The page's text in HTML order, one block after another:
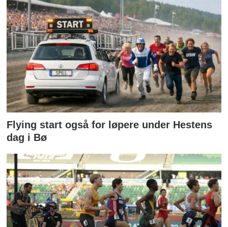
Flying start også for løpere under Hestens
dag i Bø